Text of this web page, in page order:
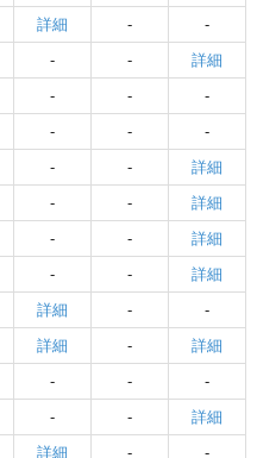
詳細 -
-
- -
詳細
- -
-
- -
-
- -
詳細
- -
詳細
- -
詳細
- -
詳細
詳細 -
-
詳細 -
詳細
- -
-
- -
詳細
詳細 -
-